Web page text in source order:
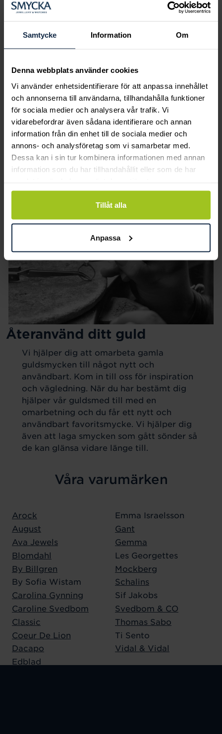
Samtycke Information Om
Denna webbplats använder cookies
Vi använder enhetsidentifierare för att anpassa innehållet
och annonserna till användarna, tillhandahålla funktioner
för sociala medier och analysera vår trafik. Vi
vidarebefordrar även sådana identifierare och annan
information från din enhet till de sociala medier och
annons- och analysföretag som vi samarbetar med.
Dessa kan i sin tur kombinera informationen med annan
information som du har tillhandahållit eller som de har
Tillåt alla
Anpassa
drömring för varje tillfälle i livet. Bokar du
perfekt för just din stil och smak.
Återanvänd ditt guld
Vi hjälper dig att omarbeta gamla
guldsmycken till något nytt och
användbart. Kom in till oss för inspiration
och vägledning. När du har bestämt dig
hjälper vår guldsmed till med en
omarbetning och du får ett nytt och
användbart favoritsmycke. Vi hjälper dig
även att laga smycken som gått sönder så
de kan glänsa vidare länge till.
Våra varumärken
Arock
August
Ava Jewels
Blomdahl
By Billgren
By Sofia Wistam
Carolina Gynning
Caroline Svedbom
Classic
Coeur De Lion
Dacapo
Edblad
Emma Israelsson
Gant
Gemma
Les Georgettes
Mockberg
Schalins
Sif Jakobs
Svedbom & CO
Thomas Sabo
Ti Sento
Vidal & Vidal